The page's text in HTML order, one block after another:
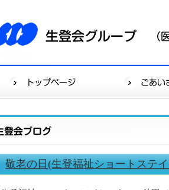
敬老の日(生登福祉ショートステ